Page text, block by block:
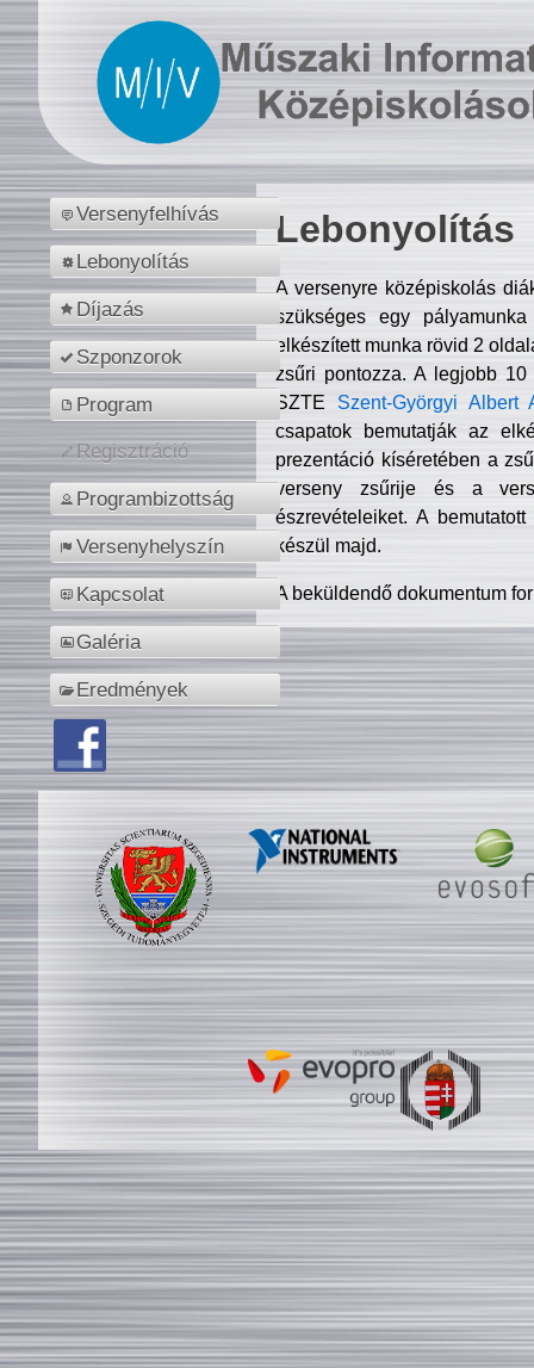
Versenyfelhívás
Lebonyolítás
Díjazás
Szponzorok
Program
Regisztráció
Programbizottság
Versenyhelyszín
Kapcsolat
Galéria
Eredmények
Lebonyolítás
A versenyre középiskolás
szükséges egy
elkészített munka rövid 2
zsűri pontozza. A legjobb
SZTE Szent-Györgyi Albert
csapatok bemutatják az
prezentáció kíséretében a
verseny zsűrije és a
észrevételeiket. A
készül majd.
A beküldendő dokumentum